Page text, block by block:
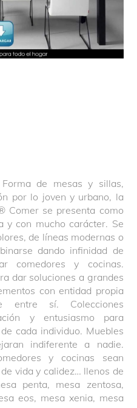
de mesas y sillas,
por lo joven y urbano, la
Comer se presenta como
y con mucho carácter. Se
de líneas modernas o
dando infinidad de
comedores y cocinas.
dar soluciones a grandes
con entidad propia
entre sí. Colecciones
y entusiasmo para
cada individuo. Muebles
indiferente a nadie.
y cocinas sean
vida y calidez… llenos de
penta, mesa zentosa,
eos, mesa xenia, mesa